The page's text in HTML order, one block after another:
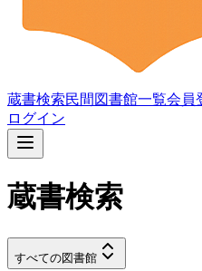
蔵書検索民間図書館一覧会員
ログイン
蔵書検索
すべての図書館